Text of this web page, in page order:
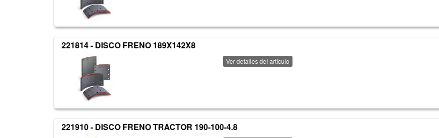
221814 - DISCO FRENO 189X142X8
Ver detalles del artículo
221910 - DISCO FRENO TRACTOR 190-100-4.8